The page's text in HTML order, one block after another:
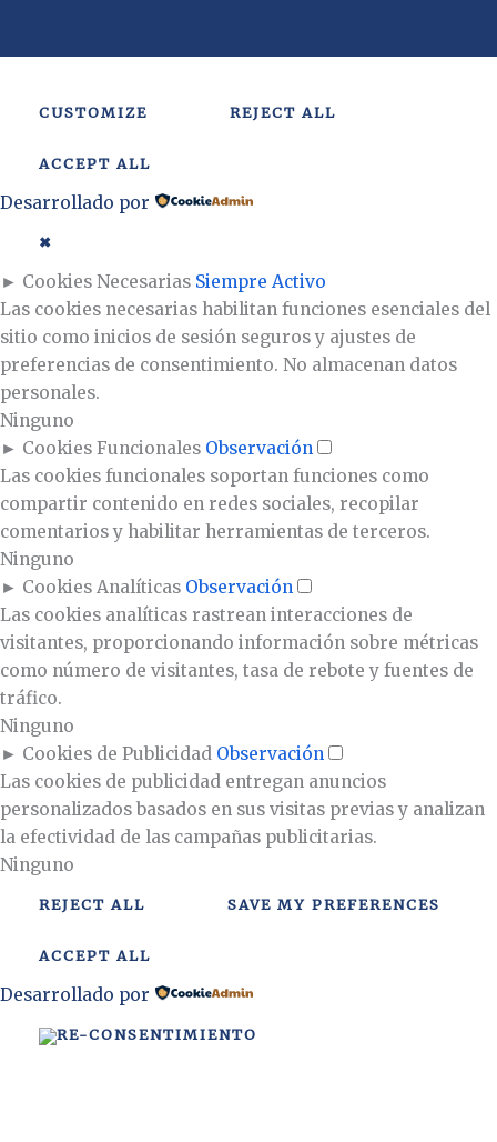
CUSTOMIZE REJECT ALL
ACCEPT ALL
Desarrollado por
✖
► Cookies Necesarias Siempre Activo
Las cookies necesarias habilitan funciones esenciales del
sitio como inicios de sesión seguros y ajustes de
preferencias de consentimiento. No almacenan datos
personales.
Ninguno
► Cookies Funcionales Observación
Las cookies funcionales soportan funciones como
compartir contenido en redes sociales, recopilar
comentarios y habilitar herramientas de terceros.
Ninguno
► Cookies Analíticas Observación
Las cookies analíticas rastrean interacciones de
visitantes, proporcionando información sobre métricas
como número de visitantes, tasa de rebote y fuentes de
tráfico.
Ninguno
► Cookies de Publicidad Observación
Las cookies de publicidad entregan anuncios
personalizados basados en sus visitas previas y analizan
la efectividad de las campañas publicitarias.
Ninguno
REJECT ALL SAVE MY PREFERENCES
ACCEPT ALL
Desarrollado por